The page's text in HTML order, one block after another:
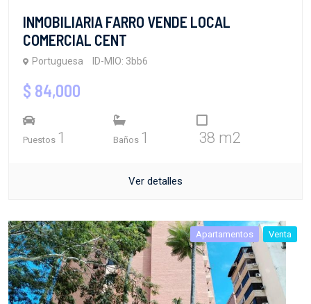
INMOBILIARIA FARRO VENDE LOCAL
COMERCIAL CENT
Portuguesa ID-MIO: 3bb6
$ 84,000
Puestos 1 Baños 1 38 m2
Ver detalles
Apartamentos Venta